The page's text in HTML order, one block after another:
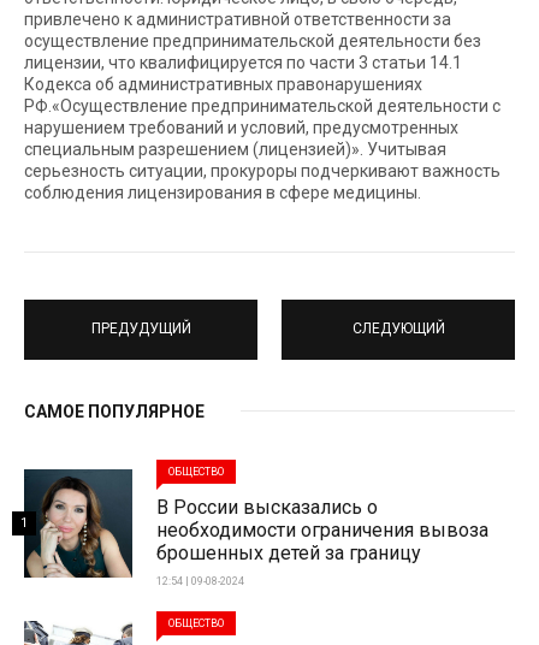
привлечено к административной ответственности за
осуществление предпринимательской деятельности без
лицензии, что квалифицируется по части 3 статьи 14.1
Кодекса об административных правонарушениях
РФ.«Осуществление предпринимательской деятельности с
нарушением требований и условий, предусмотренных
специальным разрешением (лицензией)». Учитывая
серьезность ситуации, прокуроры подчеркивают важность
соблюдения лицензирования в сфере медицины.
ПРЕДУДУЩИЙ СЛЕДУЮЩИЙ
САМОЕ ПОПУЛЯРНОЕ
ОБЩЕСТВО
В России высказались о
необходимости ограничения вывоза
брошенных детей за границу
12:54 | 09-08-2024
1
ОБЩЕСТВО